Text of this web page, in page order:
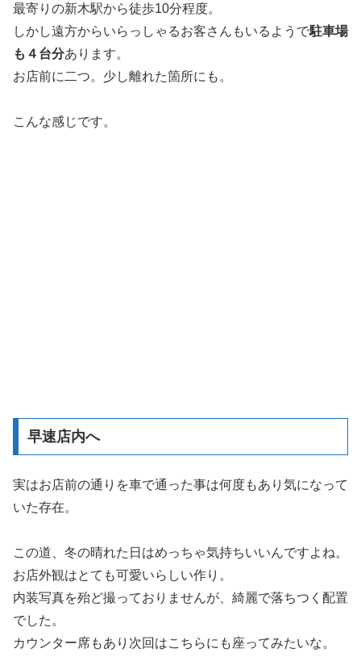
最寄りの新木駅から徒歩10分程度。
しかし遠方からいらっしゃるお客さんもいるようで駐車場
も４台分あります。
お店前に二つ。少し離れた箇所にも。
こんな感じです。
早速店内へ
実はお店前の通りを車で通った事は何度もあり気になって
いた存在。
この道、冬の晴れた日はめっちゃ気持ちいいんですよね。
お店外観はとても可愛いらしい作り。
内装写真を殆ど撮っておりませんが、綺麗で落ちつく配置
でした。
カウンター席もあり次回はこちらにも座ってみたいな。